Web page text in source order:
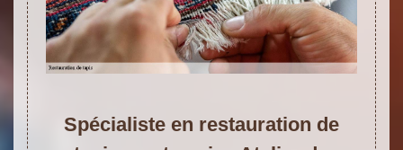
Spécialiste en restauration de